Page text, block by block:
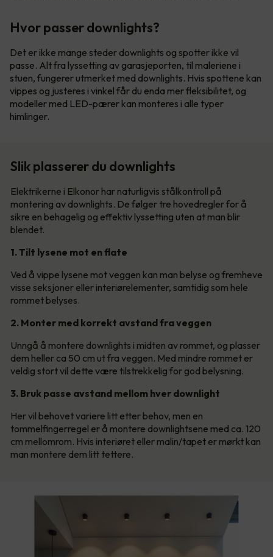
Hvor passer downlights?
Det er ikke mange steder downlights og spotter ikke vil
passe. Alt fra lyssetting av garasjeporten, til maleriene i
stuen, fungerer utmerket med downlights. Hvis spottene kan
vippes og justeres i vinkel får du enda mer fleksibilitet, og
modeller med LED-pærer kan monteres i alle typer
himlinger.
Slik plasserer du downlights
Elektrikerne i Elkonor har naturligvis stålkontroll på
montering av downlights. De følger tre hovedregler for å
sikre en behagelig og effektiv lyssetting uten at man blir
blendet.
1. Tilt lysene mot en flate
Ved å vippe lysene mot veggen kan man belyse og fremheve
visse seksjoner eller interiørelementer, samtidig som hele
rommet belyses.
2. Monter med korrekt avstand fra veggen
Unngå å montere downlights i midten av rommet, og plasser
dem heller ca 50 cm ut fra veggen. Med mindre rommet er
veldig stort vil dette være tilstrekkelig for god belysning.
3. Bruk passe avstand mellom hver downlight
Her vil behovet variere litt etter behov, men en
tommelfingerregel er å montere downlightsene med ca. 120
cm mellomrom. Hvis interiøret eller malin/tapet er mørkt kan
man montere dem litt tettere.